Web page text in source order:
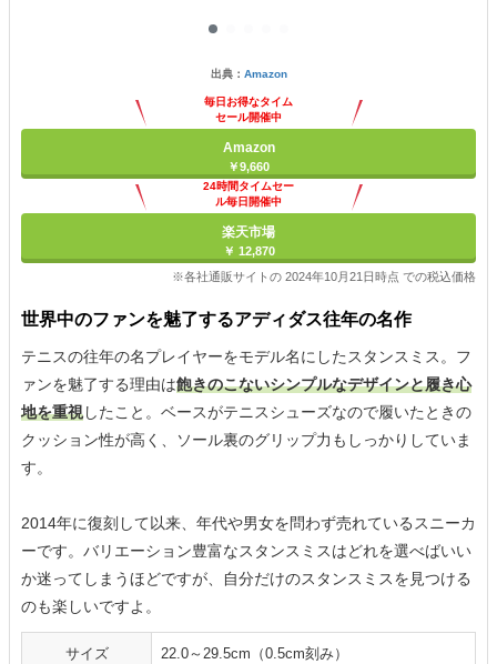
出典： Amazon
毎日お得なタイム
セール開催中
Amazon
￥9,660
24時間タイムセー
ル毎日開催中
楽天市場
￥ 12,870
※各社通販サイトの 2024年10月21日時点 での税込価格
世界中のファンを魅了するアディダス往年の名作
テニスの往年の名プレイヤーをモデル名にしたスタンスミス。フ
ァンを魅了する理由は飽きのこないシンプルなデザインと履き心
地を重視したこと。ベースがテニスシューズなので履いたときの
クッション性が高く、ソール裏のグリップ力もしっかりしていま
す。
2014年に復刻して以来、年代や男女を問わず売れているスニーカ
ーです。バリエーション豊富なスタンスミスはどれを選べばいい
か迷ってしまうほどですが、自分だけのスタンスミスを見つける
のも楽しいですよ。
サイズ 22.0～29.5cm（0.5cm刻み）